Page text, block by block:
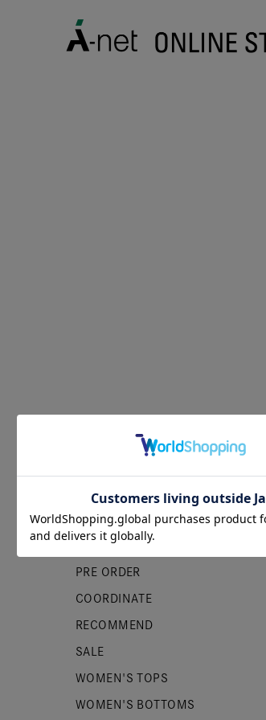
カテゴリー
NEW ITEMS
PRE ORDER
COORDINATE
RECOMMEND
SALE
WOMEN'S TOPS
WOMEN'S BOTTOMS